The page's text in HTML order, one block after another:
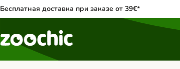
Бесплатная доставка при заказе от 39€*